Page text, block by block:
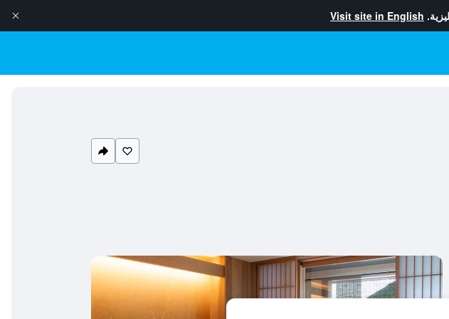
Visit site in English